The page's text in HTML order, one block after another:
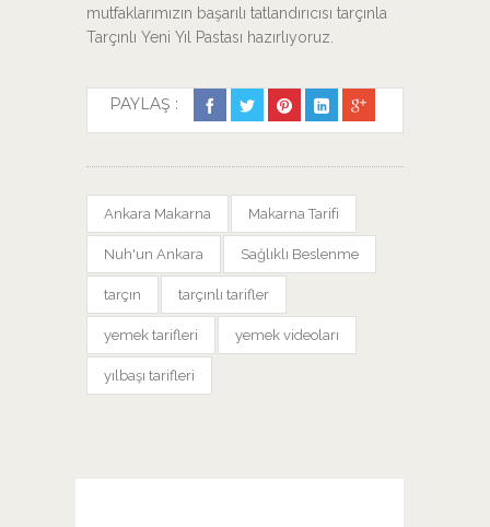
mutfaklarımızın başarılı tatlandırıcısı tarçınla
Tarçınlı Yeni Yıl Pastası hazırlıyoruz.
PAYLAŞ :
Ankara Makarna Makarna Tarifi
Nuh'un Ankara Sağlıklı Beslenme
tarçın tarçınlı tarifler
yemek tarifleri yemek videoları
yılbaşı tarifleri